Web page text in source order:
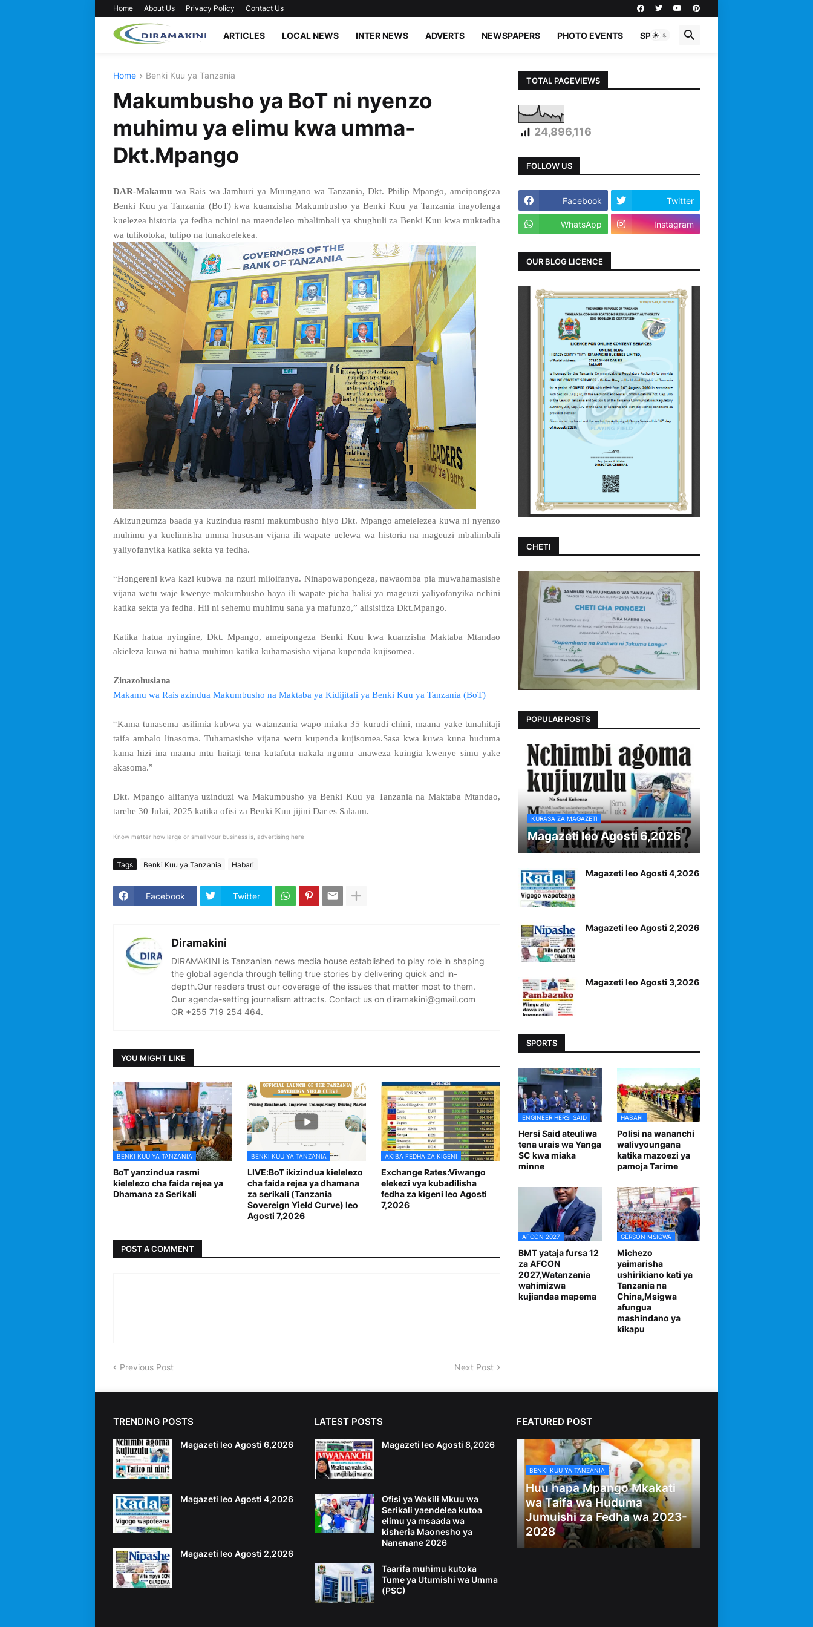
Home About Us Privacy Policy Contact Us
ARTICLES LOCAL NEWS INTER NEWS ADVERTS NEWSPAPERS PHOTO EVENTS SPORTS
Home Benki Kuu ya Tanzania
Makumbusho ya BoT ni nyenzo
muhimu ya elimu kwa umma-
Dkt.Mpango
DAR-Makamu wa Rais wa Jamhuri ya Muungano wa Tanzania, Dkt. Philip Mpango, ameipongeza
Benki Kuu ya Tanzania (BoT) kwa kuanzisha Makumbusho ya Benki Kuu ya Tanzania inayolenga
kuelezea historia ya fedha nchini na maendeleo mbalimbali ya shughuli za Benki Kuu kwa muktadha
wa tulikotoka, tulipo na tunakoelekea.
Akizungumza baada ya kuzindua rasmi makumbusho hiyo Dkt. Mpango ameielezea kuwa ni nyenzo
muhimu ya kuelimisha umma hususan vijana ili wapate uelewa wa historia na mageuzi mbalimbali
yaliyofanyika katika sekta ya fedha.
“Hongereni kwa kazi kubwa na nzuri mlioifanya. Ninapowapongeza, nawaomba pia muwahamasishe
vijana wetu waje kwenye makumbusho haya ili wapate picha halisi ya mageuzi yaliyofanyika nchini
katika sekta ya fedha. Hii ni sehemu muhimu sana ya mafunzo,” alisisitiza Dkt.Mpango.
Katika hatua nyingine, Dkt. Mpango, ameipongeza Benki Kuu kwa kuanzisha Maktaba Mtandao
akieleza kuwa ni hatua muhimu katika kuhamasisha vijana kupenda kujisomea.
Zinazohusiana
Makamu wa Rais azindua Makumbusho na Maktaba ya Kidijitali ya Benki Kuu ya Tanzania (BoT)
“Kama tunasema asilimia kubwa ya watanzania wapo miaka 35 kurudi chini, maana yake tunahitaji
taifa ambalo linasoma. Tuhamasishe vijana wetu kupenda kujisomea.Sasa kwa kuwa kuna huduma
kama hizi ina maana mtu haitaji tena kutafuta nakala ngumu anaweza kuingia kwenye simu yake
akasoma.”
Dkt. Mpango alifanya uzinduzi wa Makumbusho ya Benki Kuu ya Tanzania na Maktaba Mtandao,
tarehe 30 Julai, 2025 katika ofisi za Benki Kuu jijini Dar es Salaam.
Know matter how large or small your business is, advertising here
Tags Benki Kuu ya Tanzania Habari
Facebook Twitter
Diramakini
DIRAMAKINI is Tanzanian news media house established to play role in shaping
the global agenda through telling true stories by delivering quick and in-
depth.Our readers trust our coverage of the issues that matter most to them.
Our agenda-setting journalism attracts. Contact us on diramakini@gmail.com
OR +255 719 254 464.
YOU MIGHT LIKE
BENKI KUU YA TANZANIA
BoT yanzindua rasmi
kielelezo cha faida rejea ya
Dhamana za Serikali
BENKI KUU YA TANZANIA
LIVE:BoT ikizindua kielelezo
cha faida rejea ya dhamana
za serikali (Tanzania
Sovereign Yield Curve) leo
Agosti 7,2026
AKIBA FEDHA ZA KIGENI
Exchange Rates:Viwango
elekezi vya kubadilisha
fedha za kigeni leo Agosti
7,2026
POST A COMMENT
Previous Post Next Post
TOTAL PAGEVIEWS
24,896,116
FOLLOW US
Facebook Twitter
WhatsApp Instagram
OUR BLOG LICENCE
CHETI
POPULAR POSTS
KURASA ZA MAGAZETI
Magazeti leo Agosti 6,2026
Magazeti leo Agosti 4,2026
Magazeti leo Agosti 2,2026
Magazeti leo Agosti 3,2026
SPORTS
ENGINEER HERSI SAID
Hersi Said ateuliwa
tena urais wa Yanga
SC kwa miaka
minne
HABARI
Polisi na wananchi
walivyoungana
katika mazoezi ya
pamoja Tarime
AFCON 2027
BMT yataja fursa 12
za AFCON
2027,Watanzania
wahimizwa
kujiandaa mapema
GERSON MSIGWA
Michezo
yaimarisha
ushirikiano kati ya
Tanzania na
China,Msigwa
afungua
mashindano ya
kikapu
TRENDING POSTS
Magazeti leo Agosti 6,2026
Magazeti leo Agosti 4,2026
Magazeti leo Agosti 2,2026
LATEST POSTS
Magazeti leo Agosti 8,2026
Ofisi ya Wakili Mkuu wa
Serikali yaendelea kutoa
elimu ya msaada wa
kisheria Maonesho ya
Nanenane 2026
Taarifa muhimu kutoka
Tume ya Utumishi wa Umma
(PSC)
FEATURED POST
BENKI KUU YA TANZANIA
Huu hapa Mpango Mkakati
wa Taifa wa Huduma
Jumuishi za Fedha wa 2023-
2028